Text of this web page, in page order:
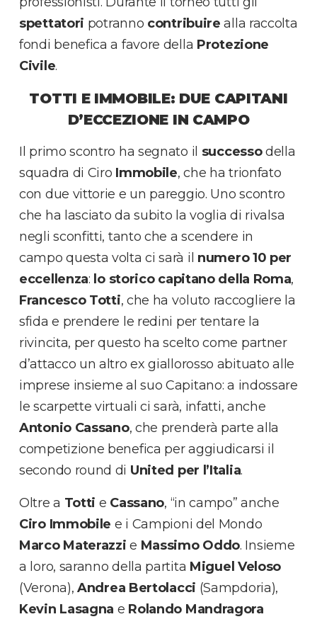
spettatori potranno contribuirealla raccolta
fondi benefica a favore della Protezione
Civile.
TOTTI E IMMOBILE: DUE CAPITANI
D’ECCEZIONE IN CAMPO
Il primo scontro ha segnato il successodella
squadra di Ciro Immobile, che ha trionfato
con due vittorie e un pareggio. Uno scontro
che ha lasciato da subito la voglia di rivalsa
negli sconfitti, tanto che a scendere in
campo questa volta ci sarà il numero 10 per
eccellenza: lo storico capitano della Roma,
Francesco Totti, che ha voluto raccogliere la
sfida e prendere le redini per tentare la
rivincita, per questo ha scelto come partner
d’attacco un altro ex giallorosso abituato alle
imprese insieme al suo Capitano: a indossare
le scarpette virtuali ci sarà, infatti, anche
Antonio Cassano, che prenderà parte alla
competizione benefica per aggiudicarsi il
secondo round di United per l’Italia.
Oltre a Totti e Cassano, “in campo” anche
Ciro Immobile e i Campioni del Mondo
Marco Materazzi e Massimo Oddo. Insieme
a loro, saranno della partita Miguel Veloso
(Verona), Andrea Bertolacci (Sampdoria),
Kevin Lasagna e Rolando Mandragora